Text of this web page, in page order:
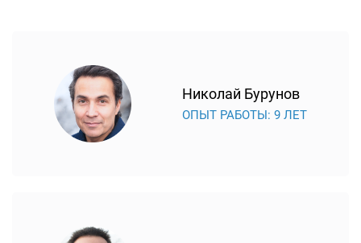
Николай Бурунов
ОПЫТ РАБОТЫ: 9 ЛЕТ